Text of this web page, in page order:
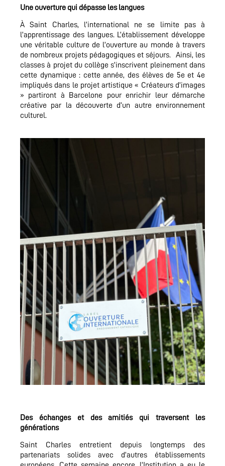
Une ouverture qui dépasse les langues
À Saint Charles, l’international ne se limite pas à
l’apprentissage des langues. L’établissement développe
une véritable culture de l’ouverture au monde à travers
de nombreux projets pédagogiques et séjours. Ainsi, les
classes à projet du collège s’inscrivent pleinement dans
cette dynamique : cette année, des élèves de 5e et 4e
impliqués dans le projet artistique « Créateurs d’images
» partiront à Barcelone pour enrichir leur démarche
créative par la découverte d’un autre environnement
culturel.
Des échanges et des amitiés qui traversent les
générations
Saint Charles entretient depuis longtemps des
partenariats solides avec d’autres établissements